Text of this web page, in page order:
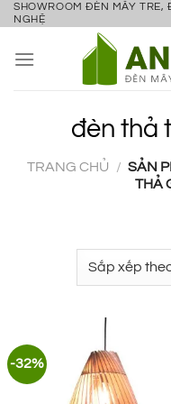
Bỏ
nội
SHOWROOM ĐÈN MÂY
NGHỆ
đèn thả
TRANG CHỦ / SẢN
THẢ
-32%